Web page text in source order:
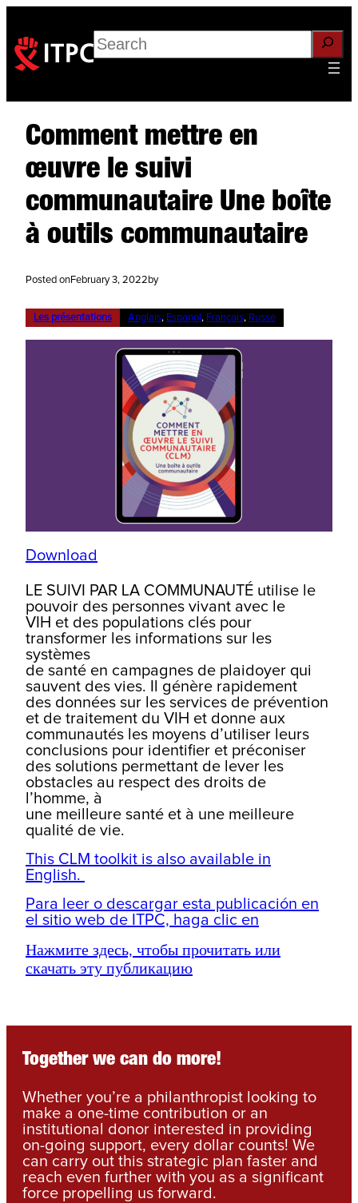
Search
Comment mettre en
œuvre le suivi
communautaire Une boîte
à outils communautaire
Posted onFebruary 3, 2022 by
Les présentations Anglais, Espanol , Français, Russe
Download
LE SUIVI PAR LA COMMUNAUTÉ utilise le
pouvoir des personnes vivant avec le
VIH et des populations clés pour
transformer les informations sur les
systèmes
de santé en campagnes de plaidoyer qui
sauvent des vies. Il génère rapidement
des données sur les services de prévention
et de traitement du VIH et donne aux
communautés les moyens d’utiliser leurs
conclusions pour identifier et préconiser
des solutions permettant de lever les
obstacles au respect des droits de
l’homme, à
une meilleure santé et à une meilleure
qualité de vie.
This CLM toolkit is also available in
English.
Para leer o descargar esta publicación en
el sitio web de ITPC, haga clic en
Нажмите здесь, чтобы прочитать или
скачать эту публикацию
Together we can do more!
Whether you’re a philanthropist looking to
make a one-time contribution or an
institutional donor interested in providing
on-going support, every dollar counts! We
can carry out this strategic plan faster and
reach even further with you as a significant
force propelling us forward.